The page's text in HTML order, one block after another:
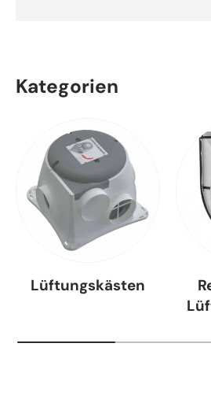
Kategorien
Lüftungskästen